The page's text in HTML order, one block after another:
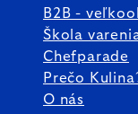
B2B -
Škola
Chefparade
Prečo
O nás